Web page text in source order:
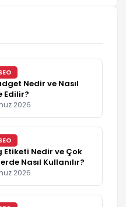
Nedir ve Nasıl
Edilir?
2026
Etiketi Nedir ve Çok
Nasıl Kullanılır?
2026